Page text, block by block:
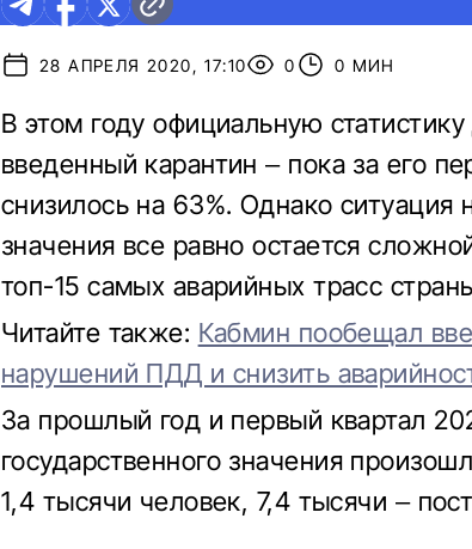
28 АПРЕЛЯ 2020, 17:10 0 0 МИН
В этом году официальную
введенный карантин – пока за его
снизилось на 63%. Однако ситуация
значения все равно остается
топ-15 самых аварийных трасс
Читайте также: Кабмин пообещал
нарушений ПДД и снизить
За прошлый год и первый квартал
государственного значения
1,4 тысячи человек, 7,4 тысячи –